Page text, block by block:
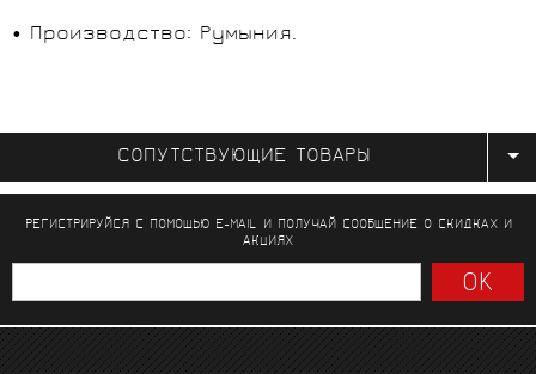
• Производство: Румыния.
СОПУТСТВУЮЩИЕ ТОВАРЫ
РЕГИСТРИРУЙСЯ С ПОМОЩЬЮ E-MAIL И ПОЛУЧАЙ СООБЩЕНИЕО СКИДКАХ И
АКЦИЯХ